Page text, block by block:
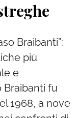
Braibanti”:
più
e
Braibanti fu
1968, a nove